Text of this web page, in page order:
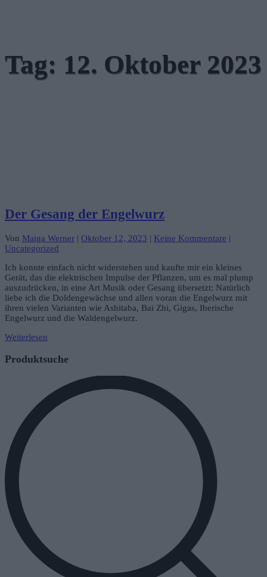
Tag: 12. Oktober 2023
Der Gesang der Engelwurz
Von Maiga Werner | Oktober 12, 2023 | Keine Kommentare |
Uncategorized
Ich konnte einfach nicht widerstehen und kaufte mir ein kleines
Gerät, das die elektrischen Impulse der Pflanzen, um es mal plump
auszudrücken, in eine Art Musik oder Gesang übersetzt: Natürlich
liebe ich die Doldengewächse und allen voran die Engelwurz mit
ihren vielen Varianten wie Ashitaba, Bai Zhi, Gigas, Iberische
Engelwurz und die Waldengelwurz.
Weiterlesen
Produktsuche